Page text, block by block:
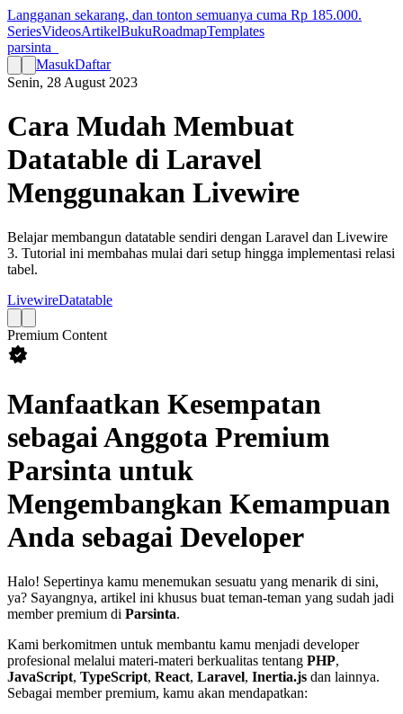
Langganan sekarang, dan tonton semuanya cuma Rp 185.000.
SeriesVideosArtikelBukuRoadmapTemplates
parsinta_
MasukDaftar
Senin, 28 August 2023
Cara Mudah Membuat
Datatable di Laravel
Menggunakan Livewire
Belajar membangun datatable sendiri dengan Laravel dan Livewire
3. Tutorial ini membahas mulai dari setup hingga implementasi relasi
tabel.
LivewireDatatable
Premium Content
Manfaatkan Kesempatan
sebagai Anggota Premium
Parsinta untuk
Mengembangkan Kemampuan
Anda sebagai Developer
Halo! Sepertinya kamu menemukan sesuatu yang menarik di sini,
ya? Sayangnya, artikel ini khusus buat teman-teman yang sudah jadi
member premium di Parsinta.
Kami berkomitmen untuk membantu kamu menjadi developer
profesional melalui materi-materi berkualitas tentang PHP,
JavaScript, TypeScript, React, Laravel, Inertia.js dan lainnya.
Sebagai member premium, kamu akan mendapatkan: